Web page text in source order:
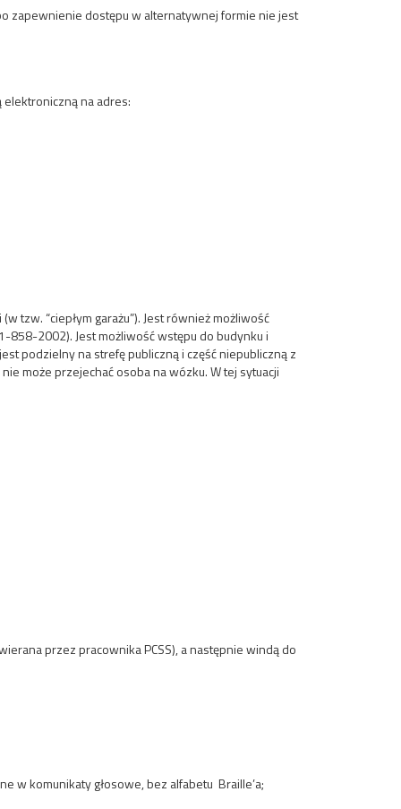
zapewnienie dostępu w alternatywnej formie nie jest
elektroniczną na adres:
tzw. “ciepłym garażu”). Jest również możliwość
858-2002). Jest możliwość wstępu do budynku i
podzielny na strefę publiczną i część niepubliczną z
może przejechać osoba na wózku. W tej sytuacji
przez pracownika PCSS), a następnie windą do
w komunikaty głosowe, bez alfabetu Braille’a;